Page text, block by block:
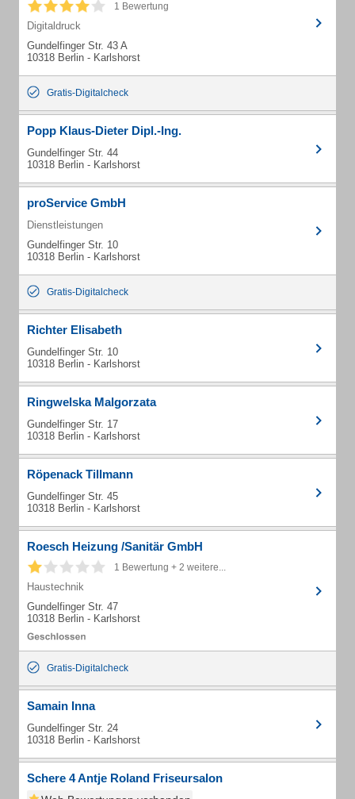
1 Bewertung
Digitaldruck
Gundelfinger Str. 43 A
10318 Berlin - Karlshorst
Gratis-Digitalcheck
Popp Klaus-Dieter Dipl.-Ing.
Gundelfinger Str. 44
10318 Berlin - Karlshorst
proService GmbH
Dienstleistungen
Gundelfinger Str. 10
10318 Berlin - Karlshorst
Gratis-Digitalcheck
Richter Elisabeth
Gundelfinger Str. 10
10318 Berlin - Karlshorst
Ringwelska Malgorzata
Gundelfinger Str. 17
10318 Berlin - Karlshorst
Röpenack Tillmann
Gundelfinger Str. 45
10318 Berlin - Karlshorst
Roesch Heizung /Sanitär GmbH
1 Bewertung + 2 weitere...
Haustechnik
Gundelfinger Str. 47
10318 Berlin - Karlshorst
Gratis-Digitalcheck
Samain Inna
Gundelfinger Str. 24
10318 Berlin - Karlshorst
Schere 4 Antje Roland Friseursalon